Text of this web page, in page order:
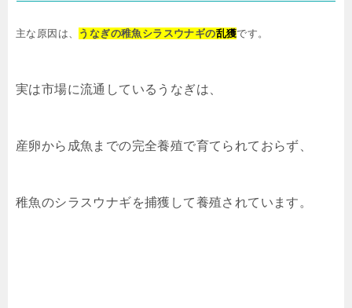
主な原因は、 うなぎの稚魚シラスウナギの乱獲です。
実は市場に流通しているうなぎは、
産卵から成魚までの完全養殖で育てられておらず、
稚魚のシラスウナギを捕獲して養殖されています。